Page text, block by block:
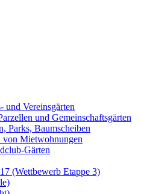
und Vereinsgärten
und Gemeinschaftsgärten
Parks, Baumscheiben
von Mietwohnungen
Gärten
(Wettbewerb Etappe 3)